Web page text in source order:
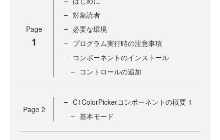
Page
1
対象読者
必要な環境
プログラム実行時の注意事項
コンポーネントのインストール
コントロールの追加
Page 2
C1ColorPickerコンポーネントの概要 1
基本モード